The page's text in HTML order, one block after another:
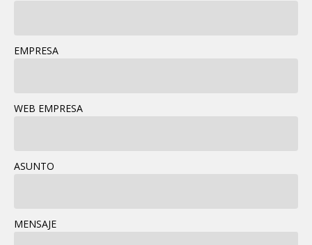
EMPRESA
WEB EMPRESA
ASUNTO
MENSAJE